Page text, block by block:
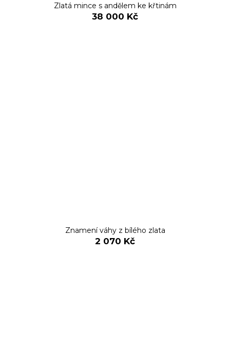
Zlatá mince s andělem ke křtinám
38 000 Kč
Znamení váhy z bílého zlata
2 070 Kč